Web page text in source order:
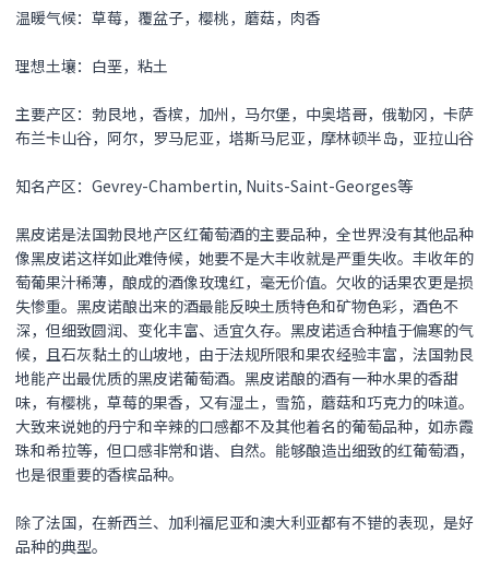
温暖气候：草莓，覆盆子，樱桃，蘑菇，肉香
理想土壤：白垩，粘土
主要产区：勃艮地，香槟，加州，马尔堡，中奥塔哥，俄勒冈，卡萨
布兰卡山谷，阿尔，罗马尼亚，塔斯马尼亚，摩林顿半岛，亚拉山谷
知名产区：Gevrey-Chambertin, Nuits-Saint-Georges等
黑皮诺是法国勃艮地产区红葡萄酒的主要品种，全世界没有其他品种
像黑皮诺这样如此难侍候，她要不是大丰收就是严重失收。丰收年的
萄葡果汁稀薄，酿成的酒像玫瑰红，毫无价值。欠收的话果农更是损
失惨重。黑皮诺酿出来的酒最能反映土质特色和矿物色彩，酒色不
深，但细致圆润、变化丰富、适宜久存。黑皮诺适合种植于偏寒的气
候，且石灰黏土的山坡地，由于法规所限和果农经验丰富，法国勃艮
地能产出最优质的黑皮诺葡萄酒。黑皮诺酿的酒有一种水果的香甜
味，有樱桃，草莓的果香，又有湿土，雪笳，蘑菇和巧克力的味道。
大致来说她的丹宁和辛辣的口感都不及其他着名的葡萄品种，如赤霞
珠和希拉等，但口感非常和谐、自然。能够酿造出细致的红葡萄酒，
也是很重要的香槟品种。
除了法国，在新西兰、加利福尼亚和澳大利亚都有不错的表现，是好
品种的典型。